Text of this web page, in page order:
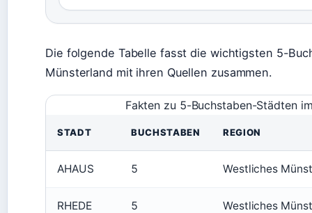
Die folgende Tabelle fasst die wichtigsten 5-
Münsterland mit ihren Quellen zusammen.
Fakten zu 5-Buchstaben-Städten
STADT BUCHSTABEN REGION
AHAUS 5 Westliches
RHEDE 5 Westliches